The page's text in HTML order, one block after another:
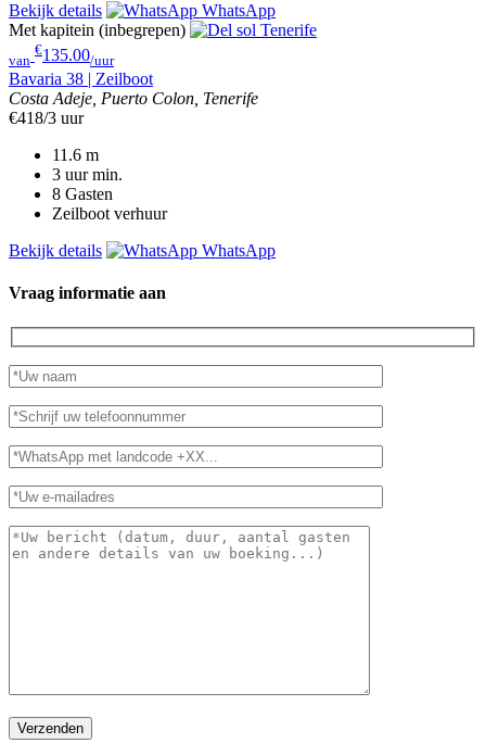
Bekijk details
WhatsApp
Met kapitein (inbegrepen)
van
€135.00/uur
Bavaria 38 | Zeilboot
Costa Adeje, Puerto Colon, Tenerife
€418/3 uur
11.6 m
3 uur min.
8 Gasten
Zeilboot verhuur
Bekijk details
WhatsApp
Vraag informatie aan